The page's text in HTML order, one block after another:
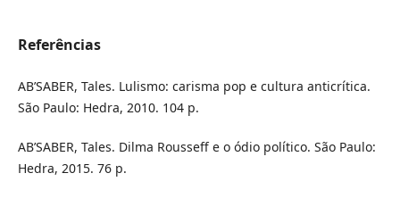
Referências
AB’SABER, Tales. Lulismo: carisma pop e cultura anticrítica.
São Paulo: Hedra, 2010. 104 p.
AB’SABER, Tales. Dilma Rousseff e o ódio político. São Paulo:
Hedra, 2015. 76 p.